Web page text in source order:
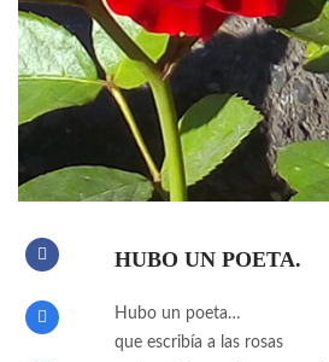
HUBO UN POETA.
Hubo un poeta…
que escribía a las rosas